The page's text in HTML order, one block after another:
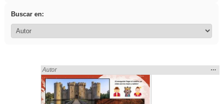
Buscar en:
Encontrado «brillo» en:
Autor
la
…